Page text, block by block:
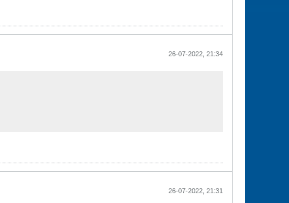
26-07-2022, 21:34
26-07-2022, 21:31